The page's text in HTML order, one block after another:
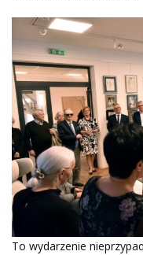
To wydarzenie